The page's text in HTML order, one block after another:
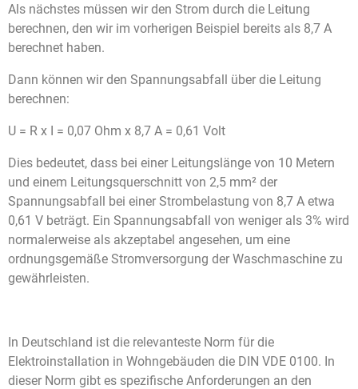
Als nächstes müssen wir den Strom durch die Leitung
berechnen, den wir im vorherigen Beispiel bereits als 8,7 A
berechnet haben.
Dann können wir den Spannungsabfall über die Leitung
berechnen:
U = R x I = 0,07 Ohm x 8,7 A = 0,61 Volt
Dies bedeutet, dass bei einer Leitungslänge von 10 Metern
und einem Leitungsquerschnitt von 2,5 mm² der
Spannungsabfall bei einer Strombelastung von 8,7 A etwa
0,61 V beträgt. Ein Spannungsabfall von weniger als 3% wird
normalerweise als akzeptabel angesehen, um eine
ordnungsgemäße Stromversorgung der Waschmaschine zu
gewährleisten.
In Deutschland ist die relevanteste Norm für die
Elektroinstallation in Wohngebäuden die DIN VDE 0100. In
dieser Norm gibt es spezifische Anforderungen an den